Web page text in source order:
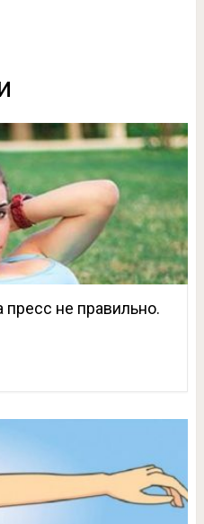
пресс не правильно.